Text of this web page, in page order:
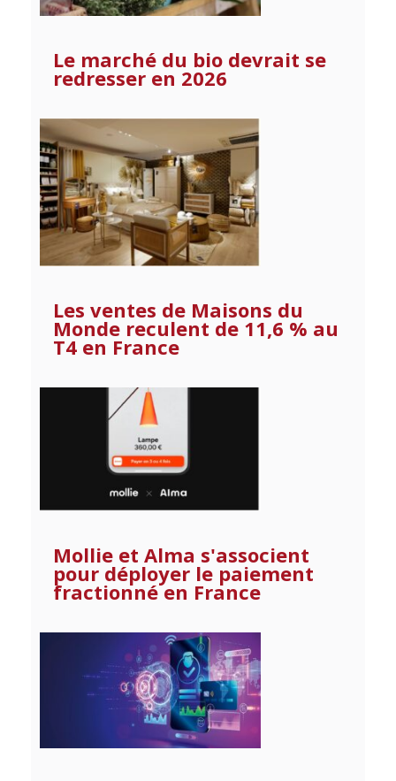
Le marché du bio devrait se
redresser en 2026
Les ventes de Maisons du
Monde reculent de 11,6 % au
T4 en France
Mollie et Alma s'associent
pour déployer le paiement
fractionné en France